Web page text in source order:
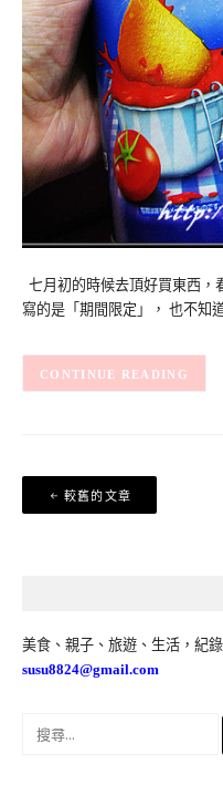
七月初的時候去頂好買東西，
寫的是「期間限定」， 也不知
CONTINUE READING
文
章
較舊的文章
美食、親子、旅遊、生活，紀
susu8824@gmail.com